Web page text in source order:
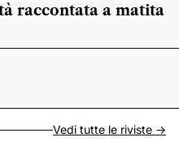
raccontata a matita
Vedi tutte le riviste ->